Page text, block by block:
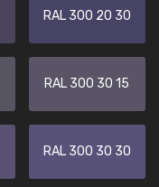
RAL 300 20 30
RAL 300 30 15
RAL 300 30 30